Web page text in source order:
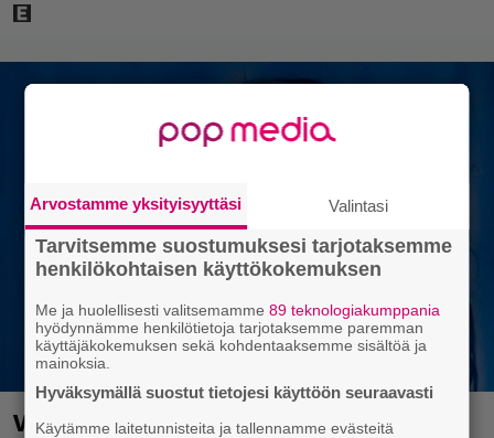
Valtava Yle 100 vuotta -tapahtuma
Arvostamme yksityisyyttäsi Valintasi
Tarvitsemme suostumuksesi tarjotaksemme
henkilökohtaisen käyttökokemuksen
Me ja huolellisesti valitsemamme89 teknologiakumppania
hyödynnämme henkilötietoja tarjotaksemme paremman
käyttäjäkokemuksen sekä kohdentaaksemme sisältöä ja
mainoksia.
Hyväksymällä suostut tietojesi käyttöön seuraavasti
Käytämme laitetunnisteita ja tallennamme evästeitä